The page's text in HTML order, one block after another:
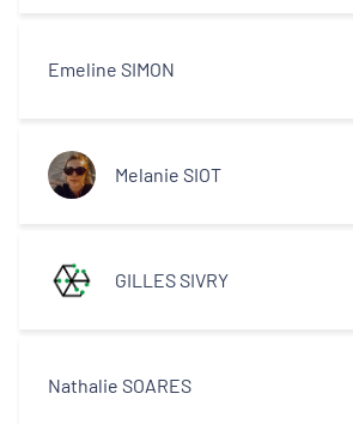
Emeline SIMON
Melanie SIOT
GILLES SIVRY
Nathalie SOARES